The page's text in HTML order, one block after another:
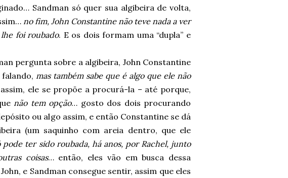
Sandman só quer sua algibeira de volta,
no fim, John Constantine não teve nada a ver
foi roubado. E os dois formam uma “dupla” e
pergunta sobre a algibeira, John Constantine
falando, mas também sabe que é algo que ele não
ele se propõe a procurá-la – até porque,
não tem opção… gosto dos dois procurando
ou algo assim, e então Constantine se dá
(um saquinho com areia dentro, que ele
pode ter sido roubada, há anos, por Rachel, junto
coisas… então, eles vão em busca dessa
e Sandman consegue sentir, assim que eles